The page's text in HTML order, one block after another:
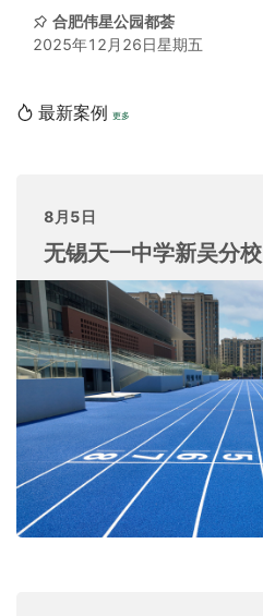
合肥伟星公园都荟
2025年12月26日星期五
最新案例更多
8月5日
无锡天一中学新吴分校